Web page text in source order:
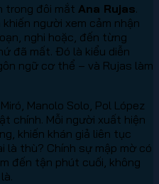
trong đôi mắt Ana Rujas.
người xem cảm nhận
nghi hoặc, đến từng
đã mất. Đó là kiểu diễn
ngữ cơ thể – và Rujas làm
Manolo Solo, Pol López
chính. Mỗi người xuất hiện
khiến khán giả liên tục
là thù? Chính sự mập mờ có
đến tận phút cuối, không